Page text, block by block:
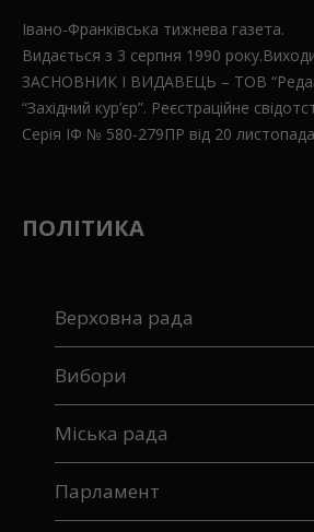
Івано-Франківська тижнева газета.
Видається з 3 серпня 1990
ЗАСНОВНИК І ВИДАВЕЦЬ – ТОВ
“Західний кур’єр”. Реєстраційне
Серія ІФ № 580-279ПР від 20
ПОЛІТИКА
Верховна рада
Вибори
Міська рада
Парламент